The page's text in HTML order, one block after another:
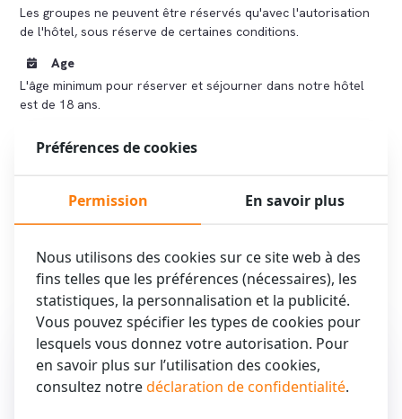
Les groupes ne peuvent être réservés qu'avec l'autorisation
de l'hôtel, sous réserve de certaines conditions.
Age
L'âge minimum pour réserver et séjourner dans notre hôtel
est de 18 ans.
En réservant dans notre hôtel, vous acceptez
automatiquement le règlement intérieur et les conditions
générales.
Pourquoi réserver
maintenant ?
Meilleur tarif Départ tardif gratuit
Préférences de cookies
Permission En savoir plus
Nous utilisons des cookies sur ce site web à des
fins telles que les préférences (nécessaires), les
statistiques, la personnalisation et la publicité.
Vous pouvez spécifier les types de cookies pour
lesquels vous donnez votre autorisation. Pour
en savoir plus sur l’utilisation des cookies,
consultez notredéclaration de confidentialité.